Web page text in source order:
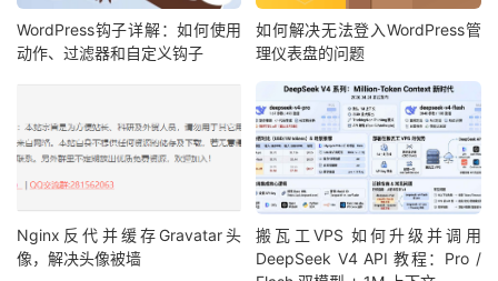
WordPress钩子详解：如何使用
动作、过滤器和自定义钩子
如何解决无法登入WordPress管
理仪表盘的问题
Nginx反代并缓存Gravatar头
像，解决头像被墙
搬瓦工VPS 如何升级并调用
DeepSeek V4 API 教程：Pro /